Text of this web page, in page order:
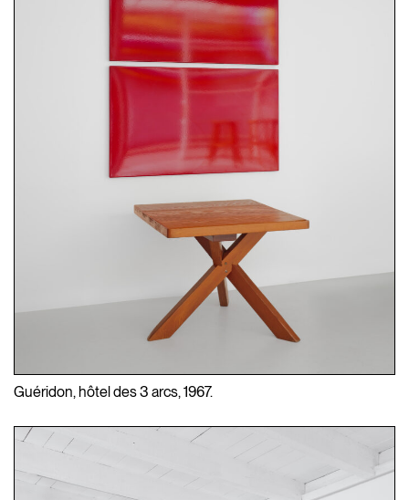
Guéridon, hôtel des 3 arcs, 1967.